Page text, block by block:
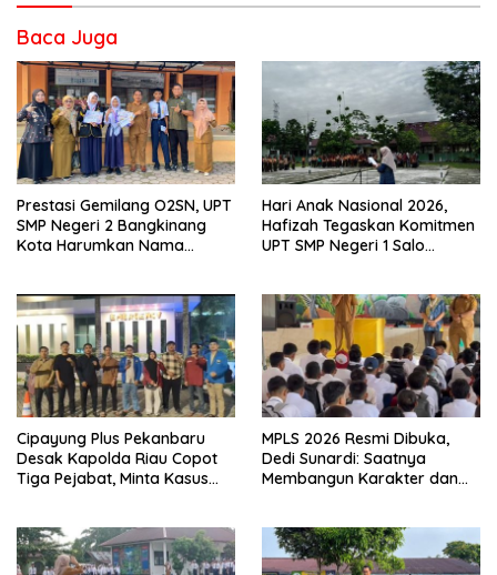
Baca Juga
Prestasi Gemilang O2SN, UPT
SMP Negeri 2 Bangkinang
Kota Harumkan Nama
Hari Anak Nasional 2026,
Hafizah Tegaskan Komitmen
UPT SMP Negeri 1 Salo
Cipayung Plus Pekanbaru
Desak Kapolda Riau Copot
Tiga Pejabat, Minta Kasus
MPLS 2026 Resmi Dibuka,
Dedi Sunardi: Saatnya
Membangun Karakter dan